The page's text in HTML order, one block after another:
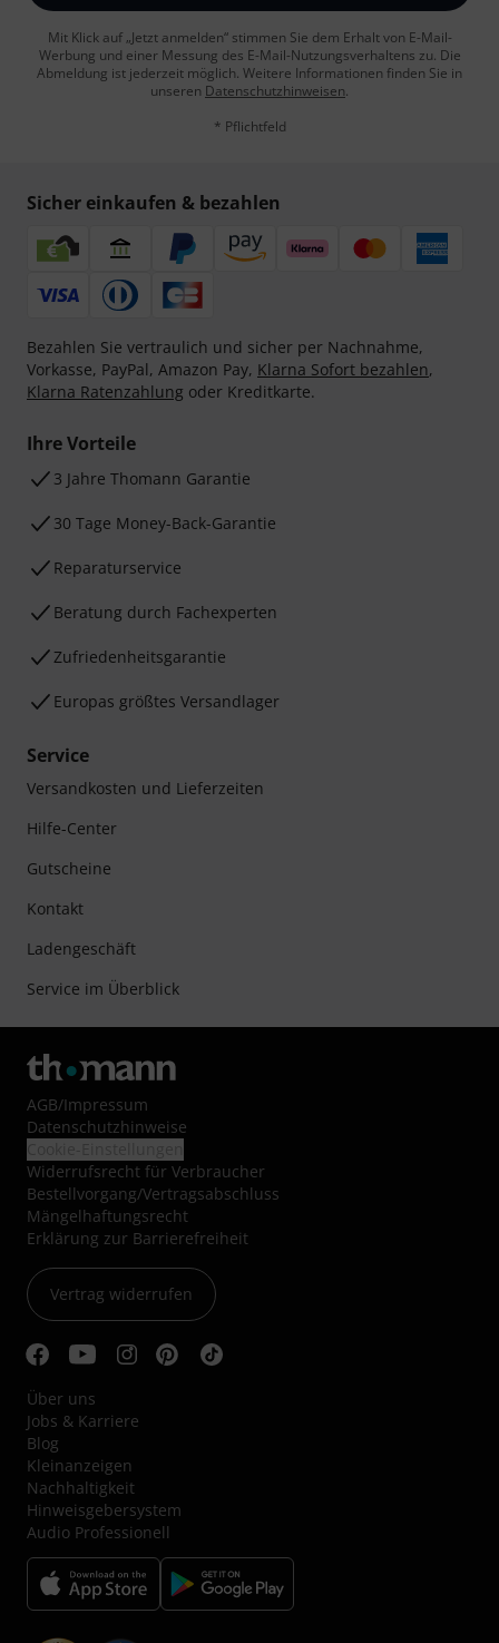
Mit Klick auf „Jetzt anmelden“ stimmen Sie dem Erhalt von E-Mail-
Werbung und einer Messung des E-Mail-Nutzungsverhaltens zu. Die
Abmeldung ist jederzeit möglich. Weitere Informationen finden Sie in
unseren Datenschutzhinweisen.
* Pflichtfeld
Sicher einkaufen & bezahlen
Bezahlen Sie vertraulich und sicher per Nachnahme,
Vorkasse, PayPal, Amazon Pay, Klarna Sofort bezahlen,
Klarna Ratenzahlung oder Kreditkarte.
Ihre Vorteile
3 Jahre Thomann Garantie
30 Tage Money-Back-Garantie
Reparaturservice
Beratung durch Fachexperten
Zufriedenheitsgarantie
Europas größtes Versandlager
Service
Versandkosten und Lieferzeiten
Hilfe-Center
Gutscheine
Kontakt
Ladengeschäft
Service im Überblick
AGB/Impressum
Datenschutzhinweise
Widerrufsrecht für Verbraucher
Bestellvorgang/Vertragsabschluss
Mängelhaftungsrecht
Erklärung zur Barrierefreiheit
Vertrag widerrufen
Über uns
Jobs & Karriere
Blog
Kleinanzeigen
Nachhaltigkeit
Hinweisgebersystem
Audio Professionell